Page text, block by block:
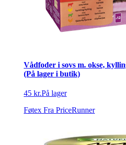
Vådfoder i sovs m. okse,
(På lager i butik)
45 kr.På lager
Føtex Fra PriceRunner